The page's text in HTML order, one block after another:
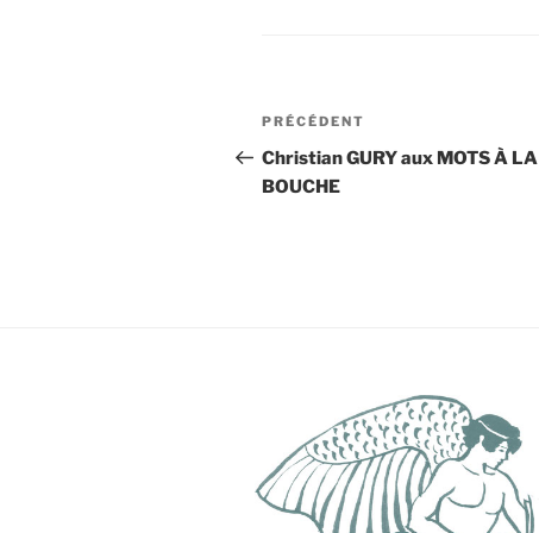
Navigation
de
l’article
Article
précédent
PRÉCÉDENT
Christian GURY aux MOTS À LA
BOUCHE